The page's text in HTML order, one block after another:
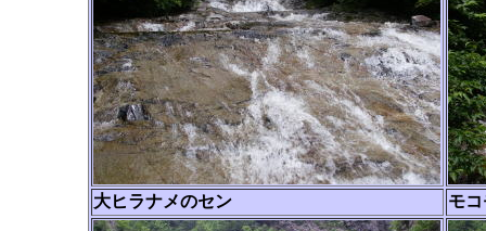
大ヒラナメのセン モ